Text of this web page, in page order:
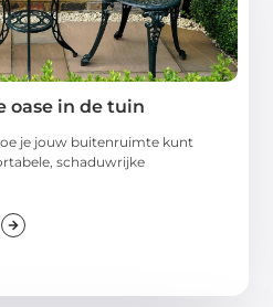
oase in de tuin
je jouw buitenruimte kunt
schaduwrijke